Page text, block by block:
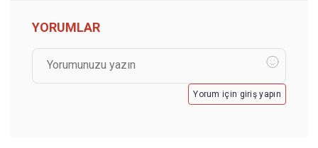
YORUMLAR
Yorum için giriş yapın